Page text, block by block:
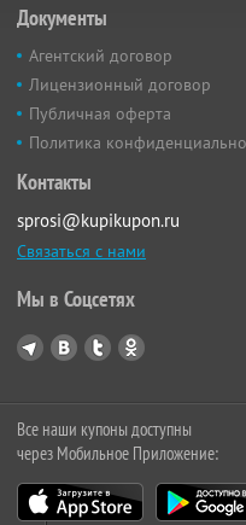
Документы
Агентский договор
Лицензионный договор
Публичная оферта
Политика
Контакты
sprosi@kupikupon.ru
Связаться с нами
Мы в Соцсетях
Все наши купоны доступны
через Мобильное Приложение: